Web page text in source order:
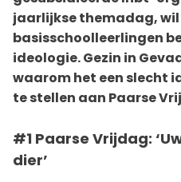
jaarlijkse themadag, wil
basisschoolleerlingen
ideologie. Gezin in
waarom het een slecht
te stellen aan Paarse
#1 Paarse Vrijdag:
dier’